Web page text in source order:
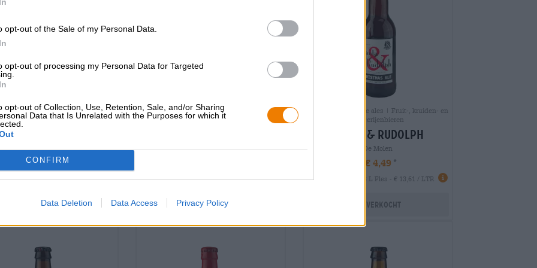
opt-out of the Sale of my Personal Data.
opt-out of processing my Personal Data for Targeted
opt-out of Collection, Use, Retention, Sale, and/or Sharing
Data that Is Unrelated with the Purposes for which it
CONFIRM
Data Deletion Data Access Privacy Policy
gelb
€ 2,79
-
1 St. - € 2,79 / St.
Uitverkocht
flaschenöffner rot
Uitverkocht
Britse/Amerikaanse ales | Fruit-, kruiden- en
specerijenbieren
santa & rudolph
De Molen
€ 4,49
EINWEG
0,33 L Fles - € 13,61 / LTR
Uitverkocht